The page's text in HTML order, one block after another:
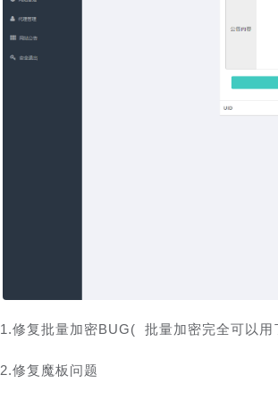
1.修复批量加密BUG( 批量加密完全可以
2.修复魔板问题